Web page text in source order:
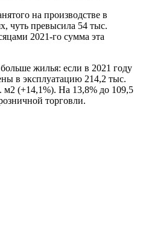
на производстве в
чуть превысила 54 тыс.
2021-го сумма эта
жилья: если в 2021 году
в эксплуатацию 214,2 тыс.
м2 (+14,1%). На 13,8% до 109,5
торговли.